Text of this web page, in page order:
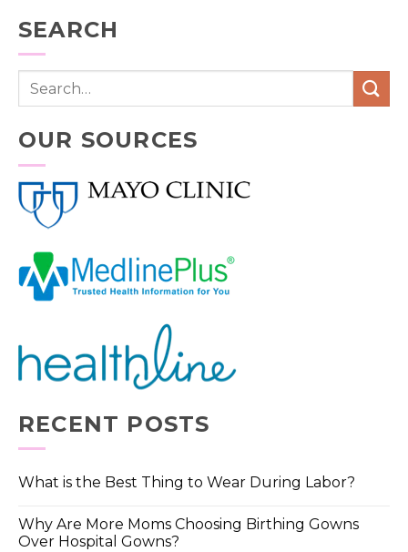
SEARCH
OUR SOURCES
RECENT POSTS
What is the Best Thing to Wear During Labor?
Why Are More Moms Choosing Birthing Gowns
Over Hospital Gowns?